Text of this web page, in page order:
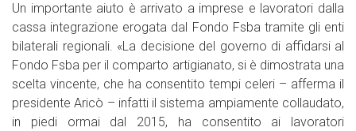
Un importante aiuto è arrivato a imprese e lavoratori dalla
cassa integrazione erogata dal Fondo Fsba tramite gli enti
bilaterali regionali. «La decisione del governo di affidarsi al
Fondo Fsba per il comparto artigianato, si è dimostrata una
scelta vincente, che ha consentito tempi celeri – afferma il
presidente Aricò – infatti il sistema ampiamente collaudato,
in piedi ormai dal 2015, ha consentito ai lavoratori